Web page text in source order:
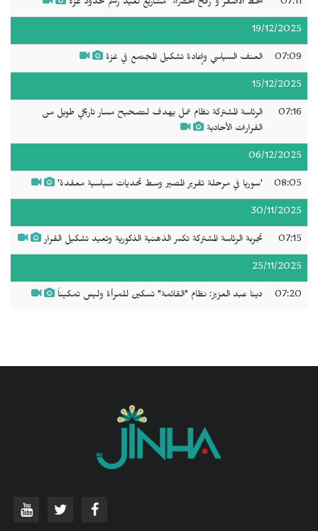
07:11 الخط الأصفر و"رفح الخضراء" مشاريع تعيد رسم حدود غزة
19/12/2025
07:09 العنف السياسي وإعادة تشكيل المجتمع في غزة
15/12/2025
07:16
الرئاسة المشتركة نظام عمل يهدف لتصحيح مسار تاريخي طويل من
القرارات الأحادية
06/12/2025
08:05 'سوريا في مرحلة تقرير المصير وسط تحديات سياسية معقدة'
30/11/2025
07:15 تجربة الرئاسة المشتركة تكسر الذهنية الذكورية وتعيد تشكيل القرار
25/11/2025
07:20 دينا عبد العزيز: نظام "القائمة" تسكين للمرأة وليس تمكيناً